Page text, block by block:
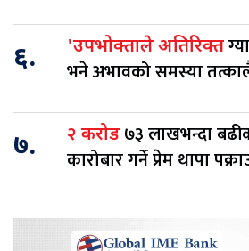
६. 'उपभोक्ताले अतिरिक्त
भने अभावको समस्या
७. २ करोड ७३ लाखभन्दा
कारोबार गर्ने प्रेम थापा